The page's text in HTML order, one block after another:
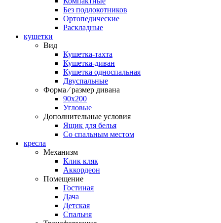
Без подлокотников
Ортопедические
Раскладные
кушетки
Вид
Кушетка-тахта
Кушетка-диван
Кушетка односпальная
Двуспальные
Форма ⁄ размер дивана
90х200
Угловые
Дополнительные условия
Ящик для белья
Со спальным местом
кресла
Механизм
Клик кляк
Аккордеон
Помещение
Гостиная
Дача
Детская
Спальня